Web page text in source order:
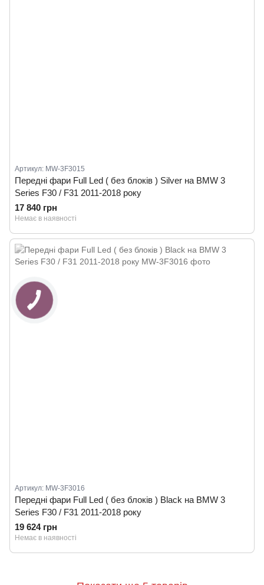
Артикул: MW-3F3015
Передні фари Full Led ( без блоків ) Silver на BMW 3
Series F30 / F31 2011-2018 року
17 840 грн
Немає в наявності
Артикул: MW-3F3016
Передні фари Full Led ( без блоків ) Black на BMW 3
Series F30 / F31 2011-2018 року
19 624 грн
Немає в наявності